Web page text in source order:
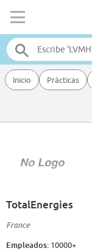
Inicio Prácticas
TotalEnergies
France
Empleados: 10000+